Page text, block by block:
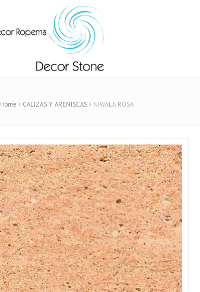
Home CALIZAS Y ARENISCAS NIWALA ROSA